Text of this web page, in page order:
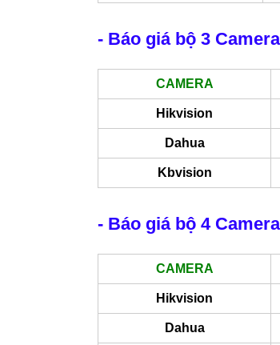
- Báo giá bộ 3
CAMERA
Hikvision
Dahua
Kbvision
- Báo giá bộ 4
CAMERA
Hikvision
Dahua